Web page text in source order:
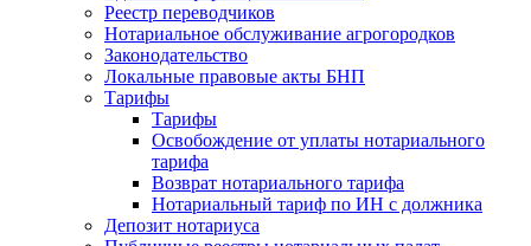
Реестр переводчиков
Нотариальное обслуживание агрогородков
Законодательство
Локальные правовые акты БНП
Тарифы
Тарифы
Освобождение от уплаты нотариального
тарифа
Возврат нотариального тарифа
Нотариальный тариф по ИН с должника
Депозит нотариуса